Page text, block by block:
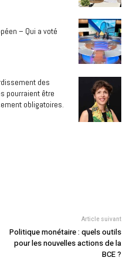
– Qui a voté
des
pourraient être
obligatoires.
Article suivant
Politique monétaire : quels outils
pour les nouvelles actions de la
BCE ?